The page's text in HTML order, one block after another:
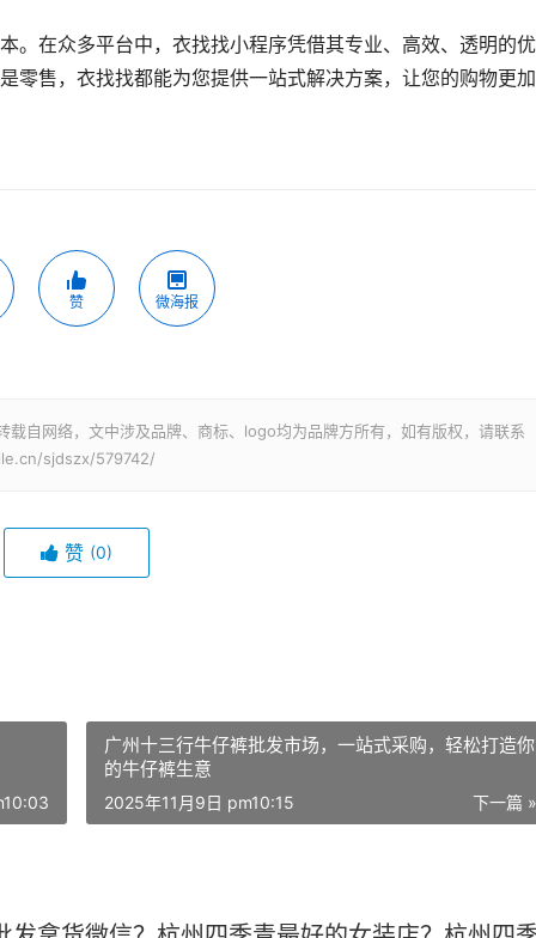
。在众多平台中，衣找找小程序凭借其专业、高效、透明的优
零售，衣找找都能为您提供一站式解决方案，让您的购物更
赞 微海报
自网络，文中涉及品牌、商标、logo均为品牌方所有，如有版权，请联系
sjdszx/579742/
赞 (0)
广州十三行牛仔裤批发市场，一站式采购，轻松打造你
的牛仔裤生意
下一篇 »
2025年11月9日 pm10:15